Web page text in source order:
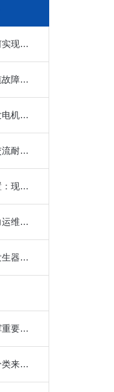
一体式直流高压发生器如何实现低纹波稳定输出
一体式直流高压发生器电缆故障预试耐压作业流程
水内冷直流高压发生器在发电机定子绕组绝缘缺陷检测中的关键应用
规避试验安全隐患，电缆交流耐压串联谐振装置防护使用规范
电缆交流耐压串联谐振装置：现场接线、升压试验完整操作教程
一体式直流高压发生器电力运维现场耐压试验特点
一文读懂一体式直流高压发生器：原理、操作与选型指南
声学成像仪在多个领域发挥重要作用!
互感器综合特性测试仪的分类来了解下！